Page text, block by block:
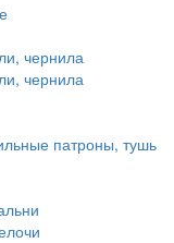
чернила
чернила
патроны, тушь